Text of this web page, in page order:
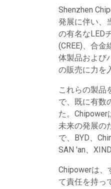
Shenzhen
発展に伴い、
の有名なLED
(CREE)、合
体製品および
の販売に力を
これらの製品
で、既に有数
た。
未来の発展の
で、BYD、
SAN 'an、
Chipowerは、
て責任を持っ